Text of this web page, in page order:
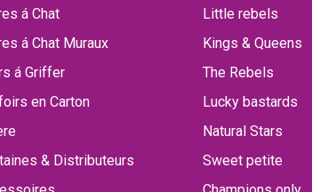
á Chat
á Chat Muraux
á Griffer
en Carton
& Distributeurs
Little rebels
Kings & Queens
The Rebels
Lucky bastards
Natural Stars
Sweet petite